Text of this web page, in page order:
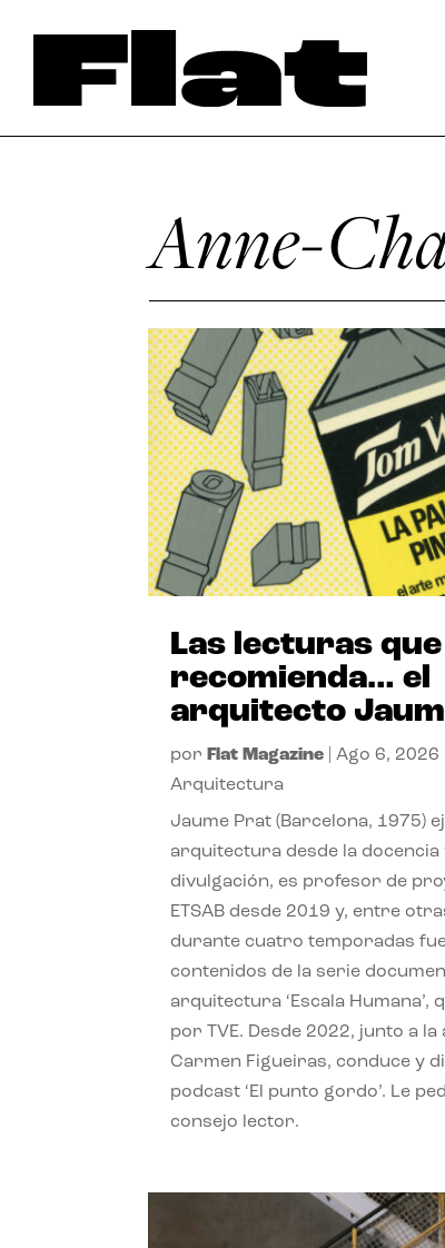
Anne-
Las lecturas que
recomienda… el
arquitecto
por Flat Magazine |Ago 6, 2026
Arquitectura
Jaume Prat (Barcelona, 1975)
arquitectura desde la docencia
divulgación, es profesor de
ETSAB desde 2019 y, entre
durante cuatro temporadas
contenidos de la serie
arquitectura ‘Escala Humana’,
por TVE. Desde 2022, junto a
Carmen Figueiras, conduce y
podcast ‘El punto gordo’. Le
consejo lector.